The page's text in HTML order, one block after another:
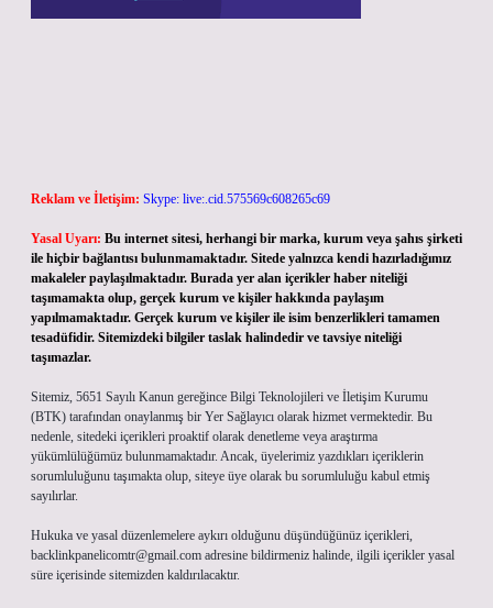
Reklam ve İletişim: Skype: live:.cid.575569c608265c69
Yasal Uyarı: Bu internet sitesi, herhangi bir marka, kurum veya şahıs şirketi
ile hiçbir bağlantısı bulunmamaktadır. Sitede yalnızca kendi hazırladığımız
makaleler paylaşılmaktadır. Burada yer alan içerikler haber niteliği
taşımamakta olup, gerçek kurum ve kişiler hakkında paylaşım
yapılmamaktadır. Gerçek kurum ve kişiler ile isim benzerlikleri tamamen
tesadüfidir. Sitemizdeki bilgiler taslak halindedir ve tavsiye niteliği
taşımazlar.
Sitemiz, 5651 Sayılı Kanun gereğince Bilgi Teknolojileri ve İletişim Kurumu
(BTK) tarafından onaylanmış bir Yer Sağlayıcı olarak hizmet vermektedir. Bu
nedenle, sitedeki içerikleri proaktif olarak denetleme veya araştırma
yükümlülüğümüz bulunmamaktadır. Ancak, üyelerimiz yazdıkları içeriklerin
sorumluluğunu taşımakta olup, siteye üye olarak bu sorumluluğu kabul etmiş
sayılırlar.
Hukuka ve yasal düzenlemelere aykırı olduğunu düşündüğünüz içerikleri,
backlinkpanelicomtr@gmail.com adresine bildirmeniz halinde, ilgili içerikler yasal
süre içerisinde sitemizden kaldırılacaktır.